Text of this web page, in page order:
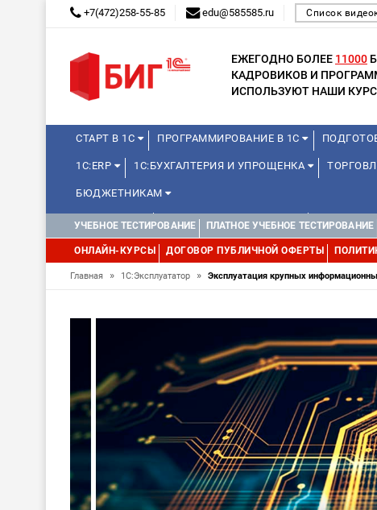
+7(472)258-55-85 edu@585585.ru Список
ЕЖЕГОДНО БОЛЕЕ 11000
КАДРОВИКОВ И
ИСПОЛЬЗУЮТ НАШИ
СТАРТ В 1С ПРОГРАММИРОВАНИЕ В 1С
1С:ERP 1С:БУХГАЛТЕРИЯ И УПРОЩЕНКА
БЮДЖЕТНИКАМ
МИНИ-КУРСЫ КУРСЫ ДЛЯ ШКОЛЬНИКОВ КУРСЫ
УПРАВЛЕНИЕ ПРОЕКТАМИ УПРАВЛЕНЦАМ МИНИ-
УЧЕБНОЕ ТЕСТИРОВАНИЕ ПЛАТНОЕ УЧЕБНОЕ ТЕСТИРОВАНИЕ
ОНЛАЙН-КУРСЫ ДОГОВОР ПУБЛИЧНОЙ ОФЕРТЫ
Главная » 1С:Эксплуататор » Эксплуатация крупных